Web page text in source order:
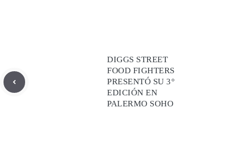
DIGGS STREET
FOOD FIGHTERS
PRESENTÓ SU 3°
EDICIÓN EN
PALERMO SOHO